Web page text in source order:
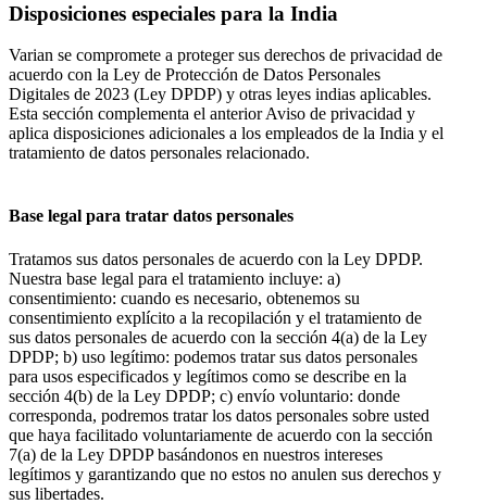
Disposiciones especiales para la India
Varian se compromete a proteger sus derechos de privacidad de
acuerdo con la Ley de Protección de Datos Personales
Digitales de 2023 (Ley DPDP) y otras leyes indias aplicables.
Esta sección complementa el anterior Aviso de privacidad y
aplica disposiciones adicionales a los empleados de la India y el
tratamiento de datos personales relacionado.
Base legal para tratar datos personales
Tratamos sus datos personales de acuerdo con la Ley DPDP.
Nuestra base legal para el tratamiento incluye: a)
consentimiento: cuando es necesario, obtenemos su
consentimiento explícito a la recopilación y el tratamiento de
sus datos personales de acuerdo con la sección 4(a) de la Ley
DPDP; b) uso legítimo: podemos tratar sus datos personales
para usos especificados y legítimos como se describe en la
sección 4(b) de la Ley DPDP; c) envío voluntario: donde
corresponda, podremos tratar los datos personales sobre usted
que haya facilitado voluntariamente de acuerdo con la sección
7(a) de la Ley DPDP basándonos en nuestros intereses
legítimos y garantizando que no estos no anulen sus derechos y
sus libertades.